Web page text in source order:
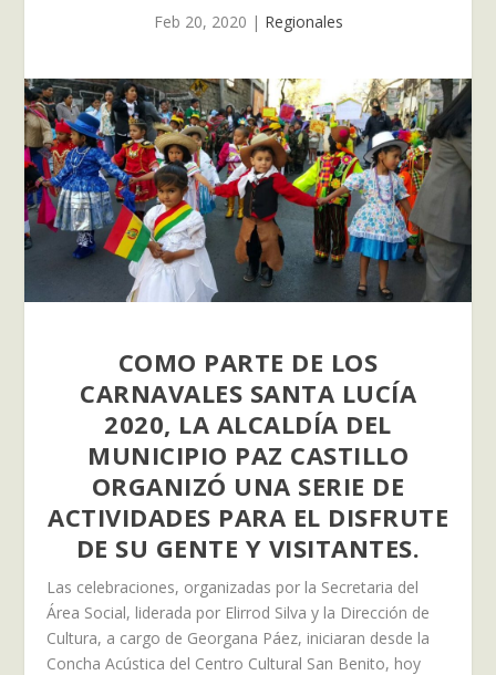
Feb 20, 2020 | Regionales
COMO PARTE DE LOS
CARNAVALES SANTA LUCÍA
2020, LA ALCALDÍA DEL
MUNICIPIO PAZ CASTILLO
ORGANIZÓ UNA SERIE DE
ACTIVIDADES PARA EL DISFRUTE
DE SU GENTE Y VISITANTES.
Las celebraciones, organizadas por la Secretaria del
Área Social, liderada por Elirrod Silva y la Dirección de
Cultura, a cargo de Georgana Páez, iniciaran desde la
Concha Acústica del Centro Cultural San Benito, hoy